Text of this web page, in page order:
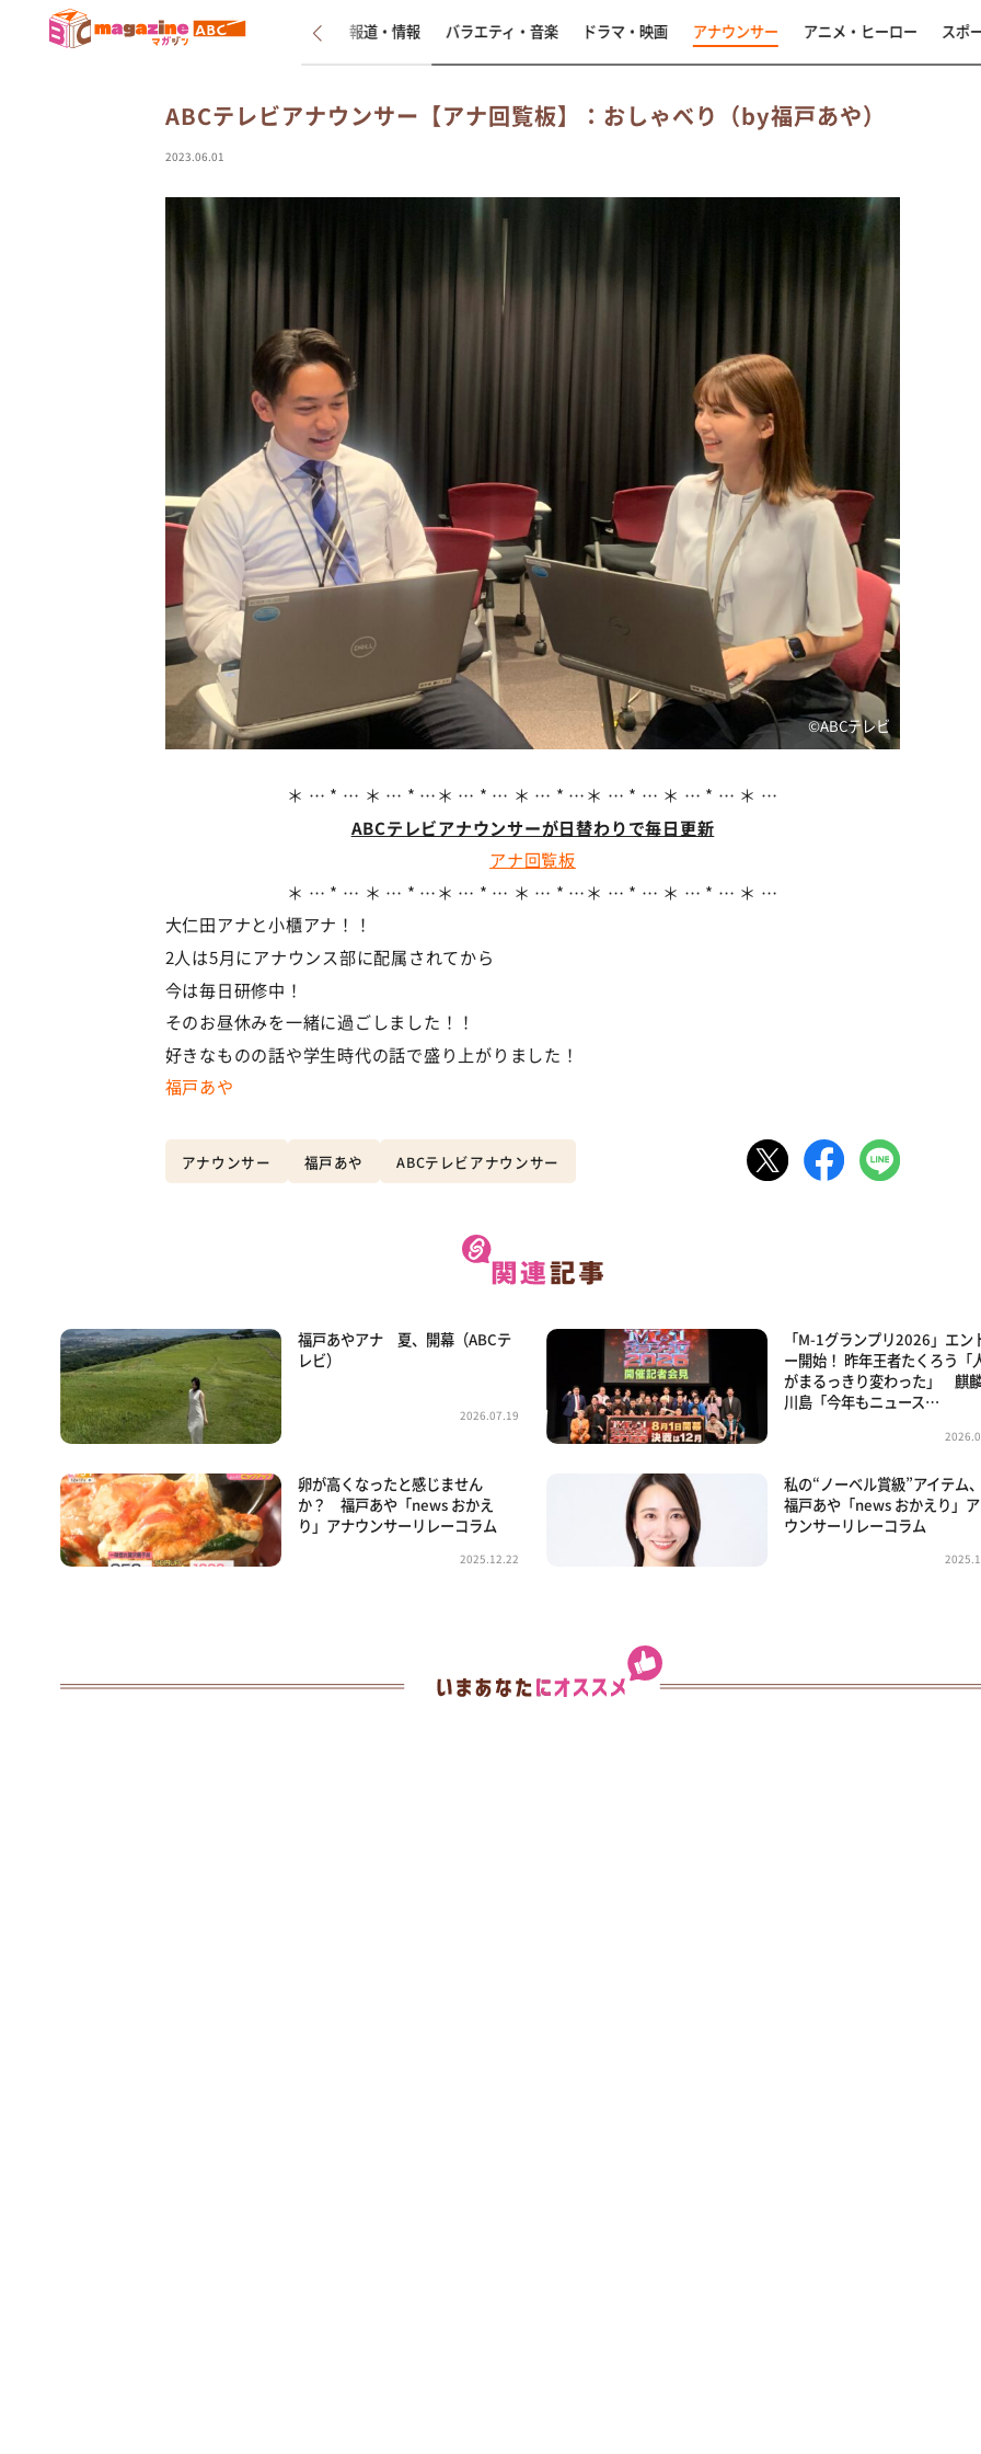
新着 インタビュー 報道・情報 バラエティ・音楽 ドラマ・映画 アナウンサー アニメ・ヒーロー スポ
ABCテレビアナウンサー【アナ回覧板】：おしゃべり（by福戸あや）
2023.06.01
©ABCテレビ
＊ … * … ＊ … * …＊ … * … ＊ … * …＊ … * … ＊ … * … ＊ …
ABCテレビアナウンサーが日替わりで毎日更新
アナ回覧板
＊ … * … ＊ … * …＊ … * … ＊ … * …＊ … * … ＊ … * … ＊ …
大仁田アナと小櫃アナ！！
2人は5月にアナウンス部に配属されてから
今は毎日研修中！
そのお昼休みを一緒に過ごしました！！
好きなものの話や学生時代の話で盛り上がりました！
福戸あや
アナウンサー 福戸あや ABCテレビアナウンサー
福戸あやアナ 夏、開幕（ABCテ
レビ）
2026.07.19
「M-1グランプリ2026」エン
ー開始！ 昨年王者たくろう「
がまるっきり変わった」 麒麟
川島「今年もニュース…
卵が高くなったと感じません
か？ 福戸あや「news おかえ
り」アナウンサーリレーコラム
2025.12.22
私の“ノーベル賞級”アイテム
福戸あや「news おかえり」
ウンサーリレーコラム